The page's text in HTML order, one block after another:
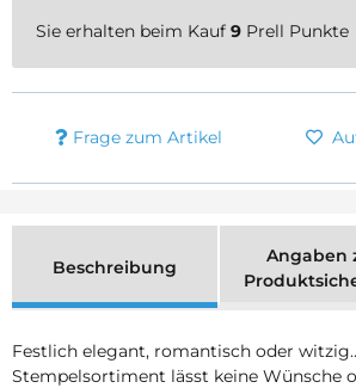
Sie erhalten beim Kauf 9 Prell Punkte
Frage zum Artikel
Beschreibung
Angaben
Festlich elegant, romantisch oder
Stempelsortiment lässt keine Wünsche